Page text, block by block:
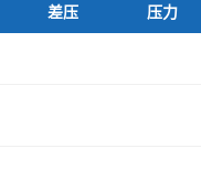
差压 压力